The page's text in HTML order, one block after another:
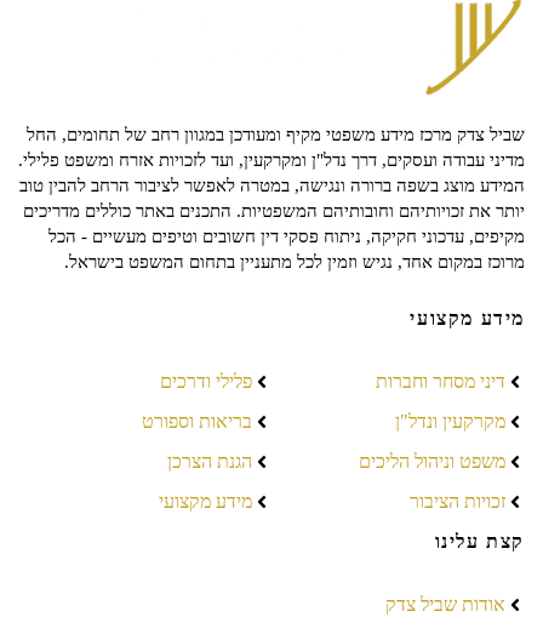
שביל צדק מרכז מידע משפטי מקיף ומעודכן במגוון רחב של תחומים, החל
מדיני עבודה ועסקים, דרך נדל"ן ומקרקעין, ועד לזכויות אזרח ומשפט פלילי.
המידע מוצג בשפה ברורה ונגישה, במטרה לאפשר לציבור הרחב להבין טוב
יותר את זכויותיהם וחובותיהם המשפטיות. התכנים באתר כוללים מדריכים
מקיפים, עדכוני חקיקה, ניתוח פסקי דין חשובים וטיפים מעשיים - הכל
מרוכז במקום אחד, נגיש וזמין לכל מתעניין בתחום המשפט בישראל.
מידע מקצועי
דיני מסחר וחברות
מקרקעין ונדל"ן
משפט וניהול הליכים
זכויות הציבור
פלילי ודרכים
בריאות וספורט
הגנת הצרכן
מידע מקצועי
קצת עלינו
אודות שביל צדק